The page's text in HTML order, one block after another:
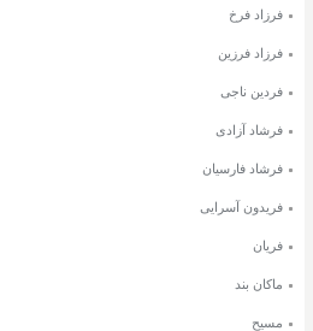
فرزاد فرخ
فرزاد فرزین
فردین ناجی
فرشاد آزادی
فرشاد فارسیان
فریدون آسرایی
فریان
ماکان بند
مسیح